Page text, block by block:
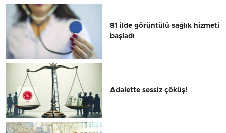
81 ilde görüntülü sağlık hizmeti
başladı
Adalette sessiz çöküş!